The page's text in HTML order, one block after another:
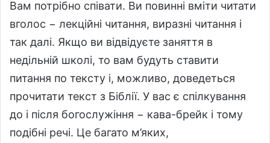
Вам потрібно співати. Ви повинні вміти читати
вголос − лекційні читання, виразні читання і
так далі. Якщо ви відвідуєте заняття в
недільній школі, то вам будуть ставити
питання по тексту і, можливо, доведеться
прочитати текст з Біблії. У вас є спілкування
до і після богослужіння − кава-брейк і тому
подібні речі. Це багато м’яких,